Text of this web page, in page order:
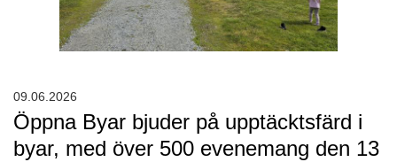
Öppna Byar bjuder på upptäcktsfärd i
byar, med över 500 evenemang den 13
09.06.2026